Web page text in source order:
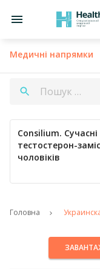
Медичні напрямки
Consilium.
тестостерон-
чоловіків
Головна